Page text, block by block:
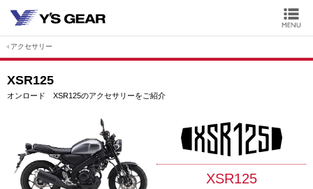
アクセサリー
XSR125
オンロード XSR125のアクセサリーをご紹介
XSR125